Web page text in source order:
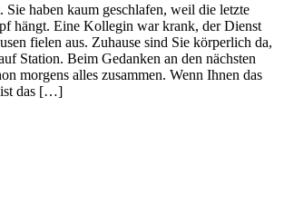
haben kaum geschlafen, weil die letzte
hängt. Eine Kollegin war krank, der Dienst
fielen aus. Zuhause sind Sie körperlich da,
Station. Beim Gedanken an den nächsten
morgens alles zusammen. Wenn Ihnen das
ist das […]